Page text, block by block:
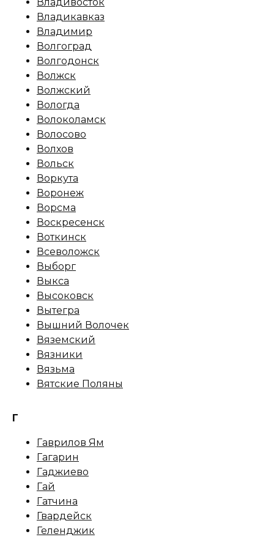
Владикавказ
Владимир
Волгоград
Волгодонск
Волжск
Волжский
Вологда
Волоколамск
Волосово
Волхов
Вольск
Воркута
Воронеж
Ворсма
Воскресенск
Воткинск
Всеволожск
Выборг
Выкса
Высоковск
Вытегра
Вышний Волочек
Вяземский
Вязники
Вязьма
Вятские Поляны
Г
Гаврилов Ям
Гагарин
Гаджиево
Гай
Гатчина
Гвардейск
Геленджик